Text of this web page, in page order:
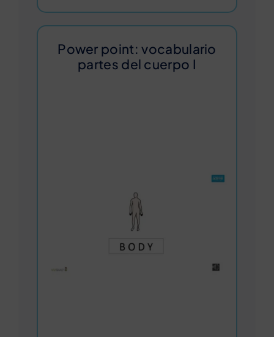
Power point: vocabulario
partes del cuerpo I